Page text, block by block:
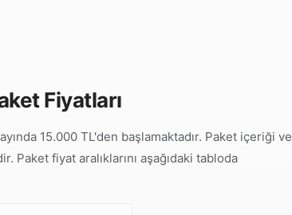
Fiyatları
15.000 TL'den başlamaktadır. Paket içeriği ve
Paket fiyat aralıklarını aşağıdaki tabloda